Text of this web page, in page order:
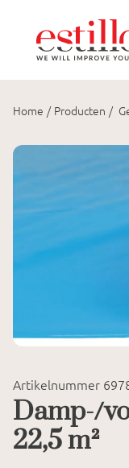
Home / Producten /
Artikelnummer
Damp-/
22,5 m²